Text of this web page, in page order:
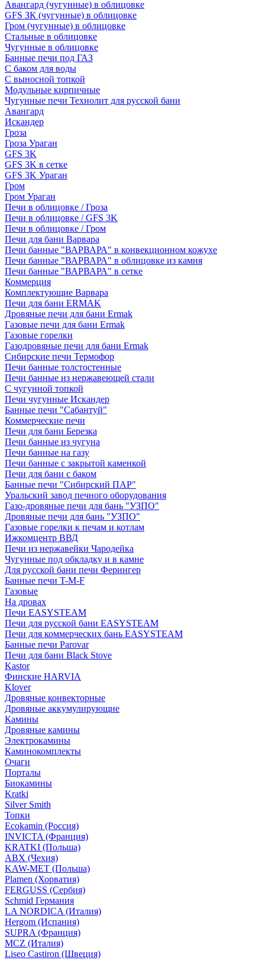
Авангард (чугунные) в облицовке
GFS ЗК (чугунные) в облицовке
Гром (чугунные) в облицовке
Стальные в облицовке
Чугунные в облицовке
Банные печи под ГАЗ
С баком для воды
С выносной топкой
Модульные кирпичные
Чугунные печи Технолит для русской бани
Авангард
Искандер
Гроза
Гроза Ураган
GFS 3K
GFS 3K в сетке
GFS 3K Ураган
Гром
Гром Ураган
Печи в облицовке / Гроза
Печи в облицовке / GFS 3K
Печи в облицовке / Гром
Печи для бани Варвара
Печи банные "ВАРВАРА" в конвекционном кожухе
Печи банные "ВАРВАРА" в облицовке из камня
Печи банные "ВАРВАРА" в сетке
Коммерция
Комплектующие Варвара
Печи для бани ERMAK
Дровяные печи для бани Ermak
Газовые печи для бани Ermak
Газовые горелки
Газодровяные печи для бани Ermak
Сибирские печи Термофор
Печи банные толстостенные
Печи банные из нержавеющей стали
С чугунной топкой
Печи чугунные Искандер
Банные печи "Сабантуй"
Коммерческие печи
Печи для бани Березка
Печи банные из чугуна
Печи банные на газу
Печи банные с закрытой каменкой
Печи для бани с баком
Банные печи "Сибирский ПАР"
Уральский завод печного оборудования
Газо-дровяные печи для бань "УЗПО"
Дровяные печи для бань "УЗПО"
Газовые горелки к печам и котлам
Ижкомцентр ВВД
Печи из нержавейки Чародейка
Чугунные под обкладку и в камне
Для русской бани печи Ферингер
Банные печи T-M-F
Газовые
На дровах
Печи EASYSTEAM
Печи для русской бани EASYSTEAM
Печи для коммерческих бань EASYSTEAM
Банные печи Parovar
Печи для бани Black Stove
Kastor
Финские HARVIA
Klover
Дровяные конвекторные
Дровяные аккумулирующие
Камины
Дровяные камины
Электрокамины
Каминокомплекты
Очаги
Порталы
Биокамины
Kratki
Silver Smith
Топки
Ecokamin (Россия)
INVICTA (Франция)
KRATKI (Польша)
ABX (Чехия)
KAW-MET (Польша)
Plamen (Хорватия)
FERGUSS (Сербия)
Schmid Германия
LA NORDICA (Италия)
Hergom (Испания)
SUPRA (Франция)
MCZ (Италия)
Liseo Castiron (Швеция)